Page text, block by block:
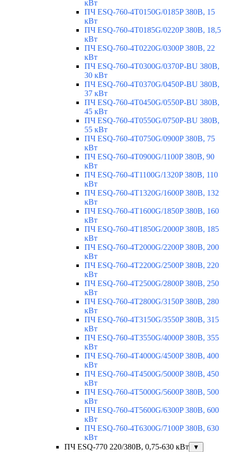
кВт
ПЧ ESQ-760-4T0150G/0185P 380В, 15
кВт
ПЧ ESQ-760-4T0185G/0220P 380В, 18,5
кВт
ПЧ ESQ-760-4T0220G/0300P 380В, 22
кВт
ПЧ ESQ-760-4T0300G/0370P-BU 380В,
30 кВт
ПЧ ESQ-760-4T0370G/0450P-BU 380В,
37 кВт
ПЧ ESQ-760-4T0450G/0550P-BU 380В,
45 кВт
ПЧ ESQ-760-4T0550G/0750P-BU 380В,
55 кВт
ПЧ ESQ-760-4T0750G/0900P 380В, 75
кВт
ПЧ ESQ-760-4T0900G/1100P 380В, 90
кВт
ПЧ ESQ-760-4T1100G/1320P 380В, 110
кВт
ПЧ ESQ-760-4T1320G/1600P 380В, 132
кВт
ПЧ ESQ-760-4T1600G/1850P 380В, 160
кВт
ПЧ ESQ-760-4T1850G/2000P 380В, 185
кВт
ПЧ ESQ-760-4T2000G/2200P 380В, 200
кВт
ПЧ ESQ-760-4T2200G/2500P 380В, 220
кВт
ПЧ ESQ-760-4T2500G/2800P 380В, 250
кВт
ПЧ ESQ-760-4T2800G/3150P 380В, 280
кВт
ПЧ ESQ-760-4T3150G/3550P 380В, 315
кВт
ПЧ ESQ-760-4T3550G/4000P 380В, 355
кВт
ПЧ ESQ-760-4T4000G/4500P 380В, 400
кВт
ПЧ ESQ-760-4T4500G/5000P 380В, 450
кВт
ПЧ ESQ-760-4T5000G/5600P 380В, 500
кВт
ПЧ ESQ-760-4T5600G/6300P 380В, 600
кВт
ПЧ ESQ-760-4T6300G/7100P 380В, 630
кВт
ПЧ ESQ-770 220/380В, 0,75-630 кВт
▼